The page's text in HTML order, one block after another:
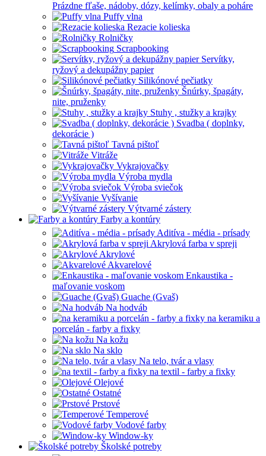
Prázdne fľaše, nádoby, dózy, kelímky, obaly a poháre
Puffy vlna
Rezacie kolieska
Rolničky
Scrapbooking
Servítky,
ryžový a dekupážny papier
Silikónové pečiatky
Šnúrky, špagáty,
nite, pruženky
Stuhy , stužky a krajky
Svadba ( doplnky,
dekorácie )
Tavná pištoľ
Vitráže
Vykrajovačky
Výroba mydla
Výroba sviečok
Vyšívanie
Výtvarné zástery
Farby a kontúry
Aditíva - média - prísady
Akrylová farba v spreji
Akrylové
Akvarelové
Enkaustika -
maľovanie voskom
Guache (Gvaš)
Na hodváb
na keramiku a
porcelán - farby a fixky
Na kožu
Na sklo
Na telo, tvár a vlasy
na textil - farby a fixky
Olejové
Ostatné
Prstové
Temperové
Vodové farby
Window-ky
Školské potreby